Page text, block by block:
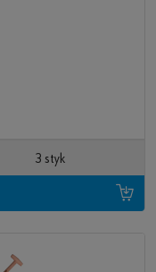
3 styk